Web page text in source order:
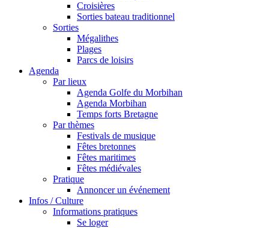
Croisières
Sorties bateau traditionnel
Sorties
Mégalithes
Plages
Parcs de loisirs
Agenda
Par lieux
Agenda Golfe du Morbihan
Agenda Morbihan
Temps forts Bretagne
Par thèmes
Festivals de musique
Fêtes bretonnes
Fêtes maritimes
Fêtes médiévales
Pratique
Annoncer un événement
Infos / Culture
Informations pratiques
Se loger